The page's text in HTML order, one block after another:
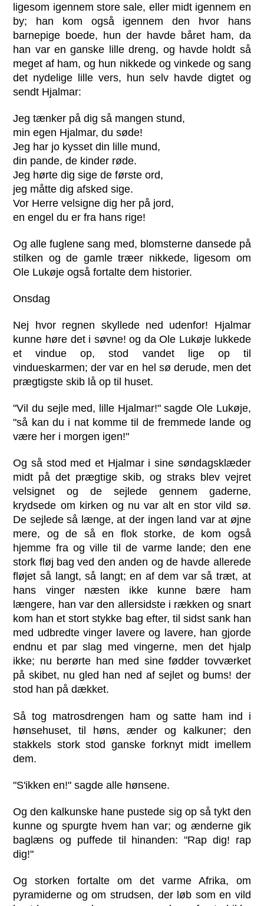
ligesom igennem store sale, eller midt igennem en
by; han kom også igennem den hvor hans
barnepige boede, hun der havde båret ham, da
han var en ganske lille dreng, og havde holdt så
meget af ham, og hun nikkede og vinkede og sang
det nydelige lille vers, hun selv havde digtet og
sendt Hjalmar:
Jeg tænker på dig så mangen stund,
min egen Hjalmar, du søde!
Jeg har jo kysset din lille mund,
din pande, de kinder røde.
Jeg hørte dig sige de første ord,
jeg måtte dig afsked sige.
Vor Herre velsigne dig her på jord,
en engel du er fra hans rige!
Og alle fuglene sang med, blomsterne dansede på
stilken og de gamle træer nikkede, ligesom om
Ole Lukøje også fortalte dem historier.
Onsdag
Nej hvor regnen skyllede ned udenfor! Hjalmar
kunne høre det i søvne! og da Ole Lukøje lukkede
et vindue op, stod vandet lige op til
vindueskarmen; der var en hel sø derude, men det
prægtigste skib lå op til huset.
"Vil du sejle med, lille Hjalmar!" sagde Ole Lukøje,
"så kan du i nat komme til de fremmede lande og
være her i morgen igen!"
Og så stod med et Hjalmar i sine søndagsklæder
midt på det prægtige skib, og straks blev vejret
velsignet og de sejlede gennem gaderne,
krydsede om kirken og nu var alt en stor vild sø.
De sejlede så længe, at der ingen land var at øjne
mere, og de så en flok storke, de kom også
hjemme fra og ville til de varme lande; den ene
stork fløj bag ved den anden og de havde allerede
fløjet så langt, så langt; en af dem var så træt, at
hans vinger næsten ikke kunne bære ham
længere, han var den allersidste i rækken og snart
kom han et stort stykke bag efter, til sidst sank han
med udbredte vinger lavere og lavere, han gjorde
endnu et par slag med vingerne, men det hjalp
ikke; nu berørte han med sine fødder tovværket
på skibet, nu gled han ned af sejlet og bums! der
stod han på dækket.
Så tog matrosdrengen ham og satte ham ind i
hønsehuset, til høns, ænder og kalkuner; den
stakkels stork stod ganske forknyt midt imellem
dem.
"S'ikken en!" sagde alle hønsene.
Og den kalkunske hane pustede sig op så tykt den
kunne og spurgte hvem han var; og ænderne gik
baglæns og puffede til hinanden: "Rap dig! rap
dig!"
Og storken fortalte om det varme Afrika, om
pyramiderne og om strudsen, der løb som en vild